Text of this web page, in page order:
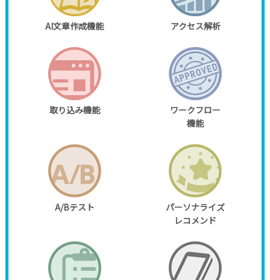
AI文章作成機能 アクセス解析
取り込み機能
ワークフロー
機能
A/Bテスト
パーソナライズ
レコメンド